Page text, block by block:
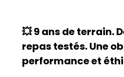
💥 9 ans de terrain.
repas testés. Une
performance et